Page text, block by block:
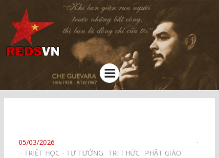
Kênh chia sẻ tri thức cộng đồng
Menu
POSTED
ON
05/03/2026
TRIẾT HỌC - TƯ TƯỞNG⠀ TRI THỨC⠀ PHẬT GIÁO⠀